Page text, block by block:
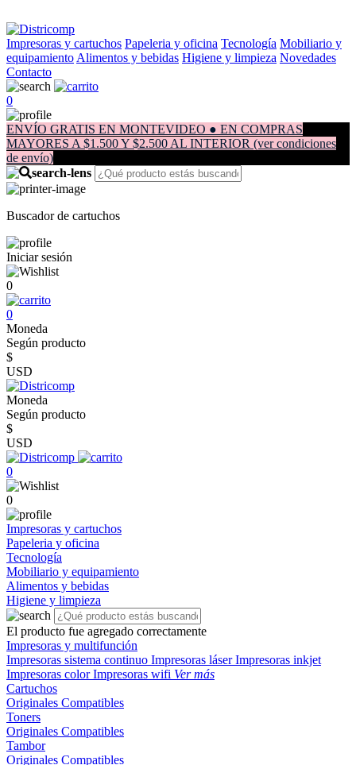
Impresoras y cartuchos Papeleria y oficina Tecnología Mobiliario y
equipamiento Alimentos y bebidas Higiene y limpieza Novedades
Contacto
0
ENVÍO GRATIS EN MONTEVIDEO ● EN COMPRAS
MAYORES A $1.500 Y $2.500 AL INTERIOR (ver condiciones
de envío)
Buscador de cartuchos
Iniciar sesión
0
0
Moneda
Según producto
$
USD
Moneda
Según producto
$
USD
0
0
Impresoras y cartuchos
Papeleria y oficina
Tecnología
Mobiliario y equipamiento
Alimentos y bebidas
Higiene y limpieza
El producto fue agregado correctamente
Impresoras y multifunción
Impresoras sistema continuo Impresoras láserImpresoras inkjet
Impresoras colorImpresoras wifi Ver más
Cartuchos
Originales Compatibles
Toners
Originales Compatibles
Tambor
Originales Compatibles